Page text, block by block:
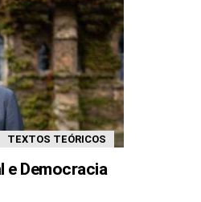
TEXTOS TEÓRICOS
e Democracia